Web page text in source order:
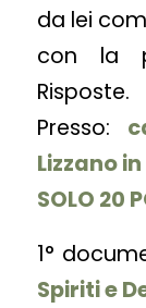
da lei
con la
Risposte.
Presso:
Lizzano
SOLO 20
1°
Spiriti e